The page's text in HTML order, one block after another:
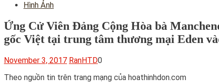
Hình Ảnh
Ứng Cử Viên Đảng Cộng Hòa bà
gốc Việt tại trung tâm thương mại Eden
November 3, 2017 RanHTD0
Theo nguồn tin trên trang mạng của hoathinhdon.com